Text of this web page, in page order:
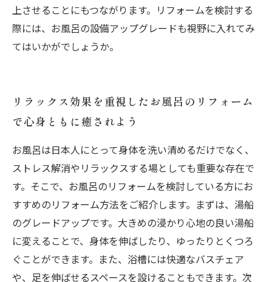
上させることにもつながります。リフォームを検討する
際には、お風呂の設備アップグレードも視野に入れてみ
てはいかがでしょうか。
リラックス効果を重視したお風呂のリフォーム
で心身ともに癒されよう
お風呂は日本人にとって身体を洗い清めるだけでなく、
ストレス解消やリラックスする場としても重要な存在で
す。そこで、お風呂のリフォームを検討している方にお
すすめのリフォーム方法をご紹介します。まずは、湯船
のグレードアップです。大きめの浸かり心地の良い湯船
に変えることで、身体を伸ばしたり、ゆったりとくつろ
ぐことができます。また、浴槽には快適なバスチェア
や、足を伸ばせるスペースを設けることもできます。次